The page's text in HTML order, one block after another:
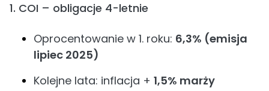
1. COI – obligacje 4-letnie
Oprocentowanie w 1. roku: 6,3% (emisja
lipiec 2025)
Kolejne lata: inflacja + 1,5% marży